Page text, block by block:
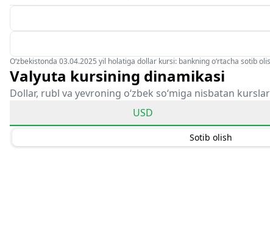
O‘zbekistonda 03.04.2025 yil holatiga dollar kursi: bankning o‘rtacha sotib
Valyuta kursining dinamikasi
Dollar, rubl va yevroning o‘zbek so‘miga nisbatan
USD
Sotib olish